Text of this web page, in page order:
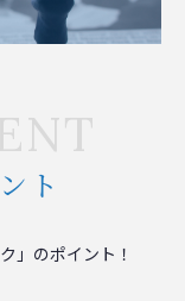
ト
」のポイント！